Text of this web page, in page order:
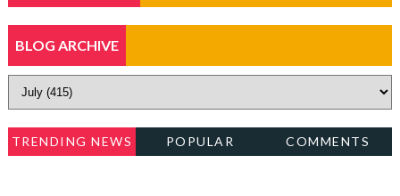
BLOG ARCHIVE
TRENDING NEWS POPULAR COMMENTS